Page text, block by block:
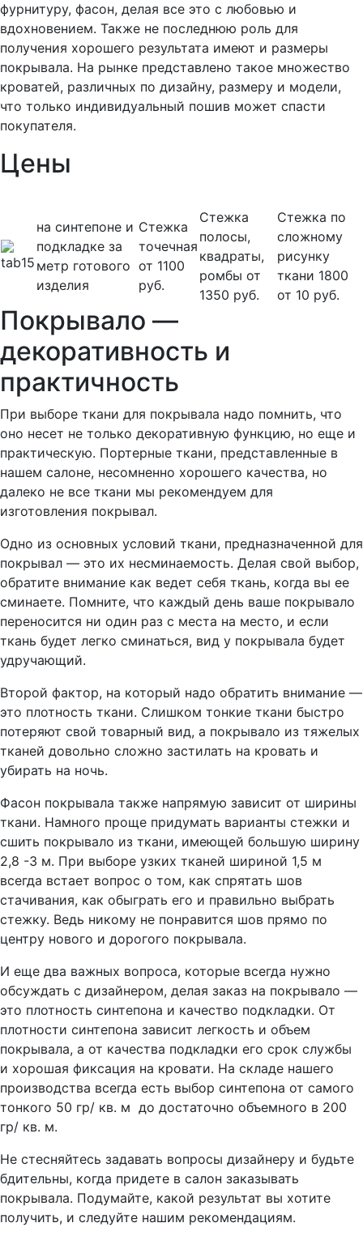
фурнитуру, фасон, делая все это с любовью и
вдохновением. Также не последнюю роль для
получения хорошего результата имеют и размеры
покрывала. На рынке представлено такое множество
кроватей, различных по дизайну, размеру и модели,
что только индивидуальный пошив может спасти
покупателя.
Цены
на синтепоне и
подкладке за
метр готового
изделия
Стежка
точечная
от 1100
руб.
Стежка
полосы,
квадраты,
ромбы от
1350 руб.
Стежка по
сложному
рисунку
ткани 1800
от 10 руб.
Покрывало —
декоративность и
практичность
При выборе ткани для покрывала надо помнить, что
оно несет не только декоративную функцию, но еще и
практическую. Портерные ткани, представленные в
нашем салоне, несомненно хорошего качества, но
далеко не все ткани мы рекомендуем для
изготовления покрывал.
Одно из основных условий ткани, предназначенной для
покрывал — это их несминаемость. Делая свой выбор,
обратите внимание как ведет себя ткань, когда вы ее
сминаете. Помните, что каждый день ваше покрывало
переносится ни один раз с места на место, и если
ткань будет легко сминаться, вид у покрывала будет
удручающий.
Второй фактор, на который надо обратить внимание —
это плотность ткани. Слишком тонкие ткани быстро
потеряют свой товарный вид, а покрывало из тяжелых
тканей довольно сложно застилать на кровать и
убирать на ночь.
Фасон покрывала также напрямую зависит от ширины
ткани. Намного проще придумать варианты стежки и
сшить покрывало из ткани, имеющей большую ширину
2,8 -3 м. При выборе узких тканей шириной 1,5 м
всегда встает вопрос о том, как спрятать шов
стачивания, как обыграть его и правильно выбрать
стежку. Ведь никому не понравится шов прямо по
центру нового и дорогого покрывала.
И еще два важных вопроса, которые всегда нужно
обсуждать с дизайнером, делая заказ на покрывало —
это плотность синтепона и качество подкладки. От
плотности синтепона зависит легкость и объем
покрывала, а от качества подкладки его срок службы
и хорошая фиксация на кровати. На складе нашего
производства всегда есть выбор синтепона от самого
тонкого 50 гр/ кв. м до достаточно объемного в 200
гр/ кв. м.
Не стесняйтесь задавать вопросы дизайнеру и будьте
бдительны, когда придете в салон заказывать
покрывала. Подумайте, какой результат вы хотите
получить, и следуйте нашим рекомендациям.